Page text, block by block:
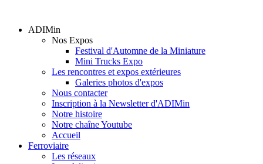
ADIMin
Nos Expos
Festival d'Automne de la Miniature
Mini Trucks Expo
Les rencontres et expos extérieures
Galeries photos d'expos
Nous contacter
Inscription à la Newsletter d'ADIMin
Notre histoire
Notre chaîne Youtube
Accueil
Ferroviaire
Les réseaux